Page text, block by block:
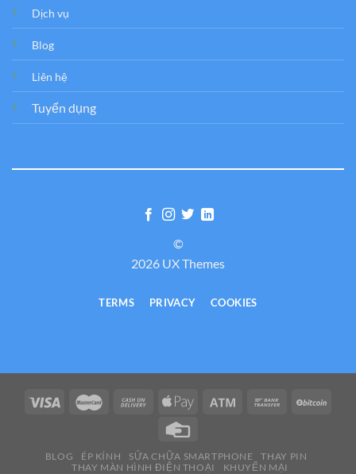
Dịch vụ
Blog
Liên hệ
Tuyển dụng
©
2026 UX Themes
TERMS PRIVACY COOKIES
BLOG ÉP KÍNH SỬA CHỮA SMARTPHONE
THAY PIN
THAY MÀN HÌNH ĐIỆN THOẠI
KHUYẾN MẠI